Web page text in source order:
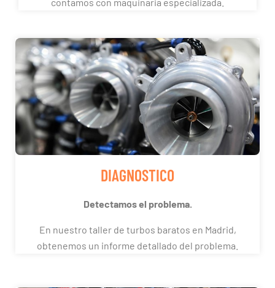
DIAGNOSTICO
Detectamos el problema.
En nuestro taller de turbos baratos en Madrid,
obtenemos un informe detallado del problema.